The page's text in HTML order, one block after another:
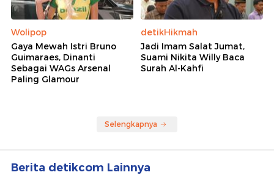
Wolipop
Gaya Mewah Istri Bruno
Guimaraes, Dinanti
Sebagai WAGs Arsenal
Paling Glamour
detikHikmah
Jadi Imam Salat Jumat,
Suami Nikita Willy Baca
Surah Al-Kahfi
Selengkapnya
Berita detikcom Lainnya